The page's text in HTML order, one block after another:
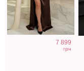
7 899
грн